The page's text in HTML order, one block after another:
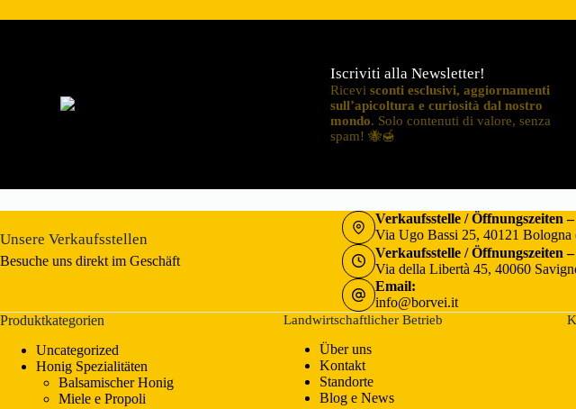
Iscriviti alla Newsletter!
Ricevisconti esclusivi, aggiornamenti
sull’apicoltura e curiosità dal nostro
mondo. Solo contenuti di valore, senza
spam! 🐝🍯
Unsere Verkaufsstellen
Besuche uns direkt im Geschäft
Verkaufsstelle / Öffnungszeiten
Via Ugo Bassi 25, 40121
Verkaufsstelle / Öffnungszeiten
Via della Libertà 45, 40060
Email:
info@borvei.it
Produktkategorien
Uncategorized
Honig Spezialitäten
Balsamischer Honig
Miele e Propoli
Landwirtschaftlicher Betrieb
Über uns
Kontakt
Standorte
Blog e News